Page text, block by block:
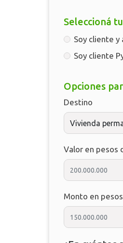
Seleccioná
Soy cliente
Soy cliente
Opciones
Destino
Valor en pesos
Monto en